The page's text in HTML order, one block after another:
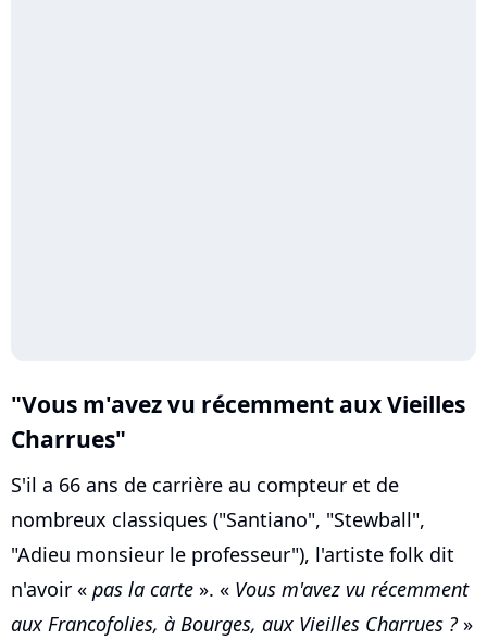
"Vous m'avez vu récemment aux Vieilles
Charrues"
S'il a 66 ans de carrière au compteur et de
nombreux classiques ("Santiano", "Stewball",
"Adieu monsieur le professeur"), l'artiste folk dit
n'avoir « pas la carte ». « Vous m'avez vu récemment
aux Francofolies, à Bourges, aux Vieilles Charrues ?»